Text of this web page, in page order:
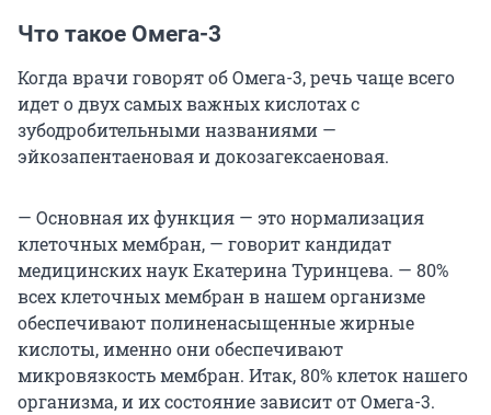
Что такое Омега-3
Когда врачи говорят об Омега-3, речь чаще всего
идет о двух самых важных кислотах с
зубодробительными названиями —
эйкозапентаеновая и докозагексаеновая.
— Основная их функция — это нормализация
клеточных мембран, — говорит кандидат
медицинских наук Екатерина Туринцева. — 80%
всех клеточных мембран в нашем организме
обеспечивают полиненасыщенные жирные
кислоты, именно они обеспечивают
микровязкость мембран. Итак, 80% клеток нашего
организма, и их состояние зависит от Омега-3.